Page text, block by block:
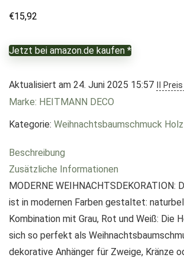
€15,92
Jetzt bei amazon.de kaufen *
Aktualisiert am 24. Juni 2025 15:57 II
Marke: HEITMANN DECO
Kategorie: Weihnachtsbaumschmuck Holz
Beschreibung
Zusätzliche Informationen
MODERNE WEIHNACHTSDEKORATION:
ist in modernen Farben gestaltet:
Kombination mit Grau, Rot und Weiß: Die
sich so perfekt als
dekorative Anhänger für Zweige, Kränze